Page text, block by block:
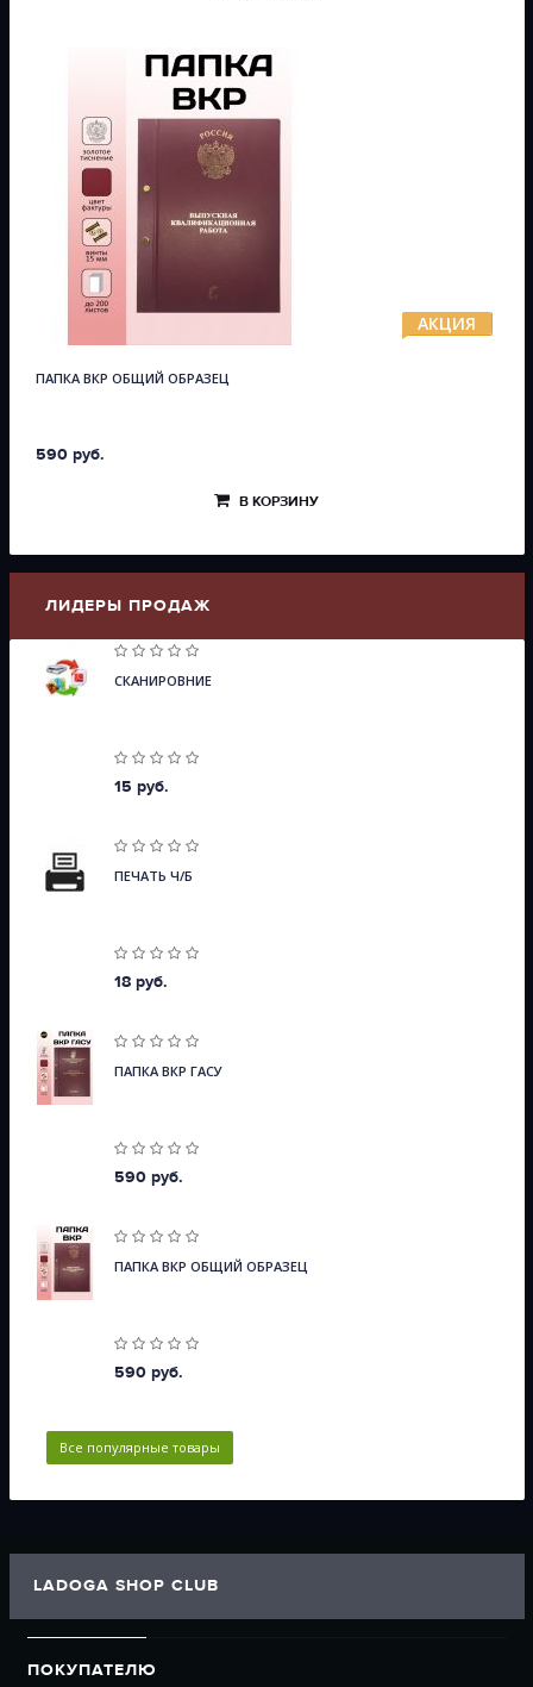
АКЦИЯ
ПАПКА ВКР ОБЩИЙ ОБРАЗЕЦ
590 руб.
В КОРЗИНУ
ЛИДЕРЫ ПРОДАЖ
СКАНИРОВНИЕ
15 руб.
ПЕЧАТЬ Ч/Б
18 руб.
ПАПКА ВКР ГАСУ
590 руб.
ПАПКА ВКР ОБЩИЙ ОБРАЗЕЦ
590 руб.
Все популярные товары
LADOGA SHOP CLUB
ПОКУПАТЕЛЮ